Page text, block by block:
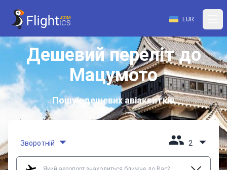
EUR
Дешевий переліт до
Мацумото
Пошук дешевих авіаквитків
Зворотній 2